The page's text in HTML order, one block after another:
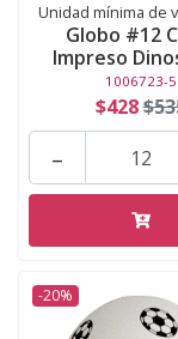
Unidad mínima de
Globo #12
Impreso
1006723-5
$428
-
-20%